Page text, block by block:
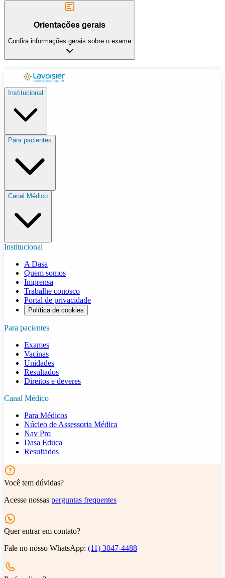
Orientações gerais
Confira informações gerais sobre o exame
Institucional
Para pacientes
Canal Médico
Institucional
A Dasa
Quem somos
Imprensa
Trabalhe conosco
Portal de privacidade
Política de cookies
Para pacientes
Exames
Vacinas
Unidades
Resultados
Direitos e deveres
Canal Médico
Para Médicos
Núcleo de Assessoria Médica
Nav Pro
Dasa Educa
Resultados
Você tem dúvidas?
Acesse nossas perguntas frequentes
Quer entrar em contato?
Fale no nosso WhatsApp: (11) 3047-4488